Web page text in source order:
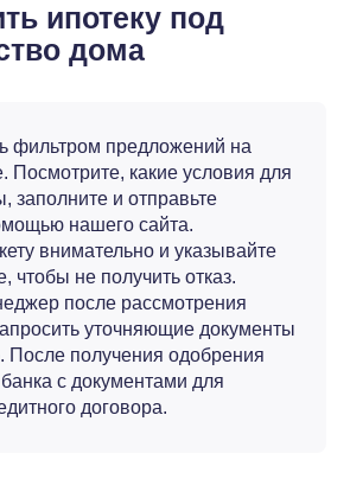
ипотеку под
дома
фильтром предложений на
Посмотрите, какие условия для
заполните и отправьте
нашего сайта.
внимательно и указывайте
чтобы не получить отказ.
после рассмотрения
уточняющие документы
получения одобрения
с документами для
договора.